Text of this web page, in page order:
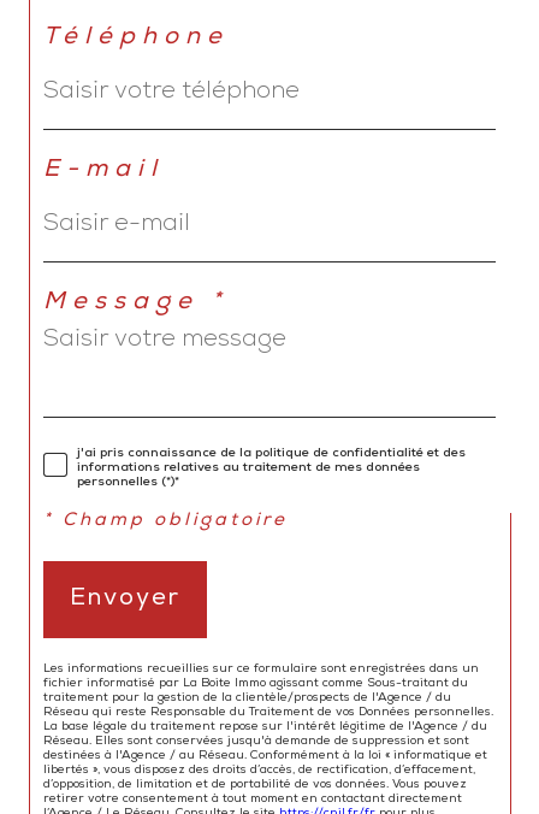
Téléphone
E-mail
Message *
j'ai pris connaissance de la politique de confidentialité et des
informations relatives au traitement de mes données
personnelles (*)*
* Champ obligatoire
Envoyer
Les informations recueillies sur ce formulaire sont enregistrées dans un
fichier informatisé par La Boite Immo agissant comme Sous-traitant du
traitement pour la gestion de la clientèle/prospects de l'Agence / du
Réseau qui reste Responsable du Traitement de vos Données personnelles.
La base légale du traitement repose sur l'intérêt légitime de l'Agence / du
Réseau. Elles sont conservées jusqu'à demande de suppression et sont
destinées à l'Agence / au Réseau. Conformément à la loi « informatique et
libertés », vous disposez des droits d’accès, de rectification, d’effacement,
d’opposition, de limitation et de portabilité de vos données. Vous pouvez
retirer votre consentement à tout moment en contactant directement